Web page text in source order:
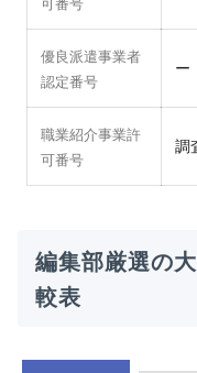
優良派遣事業者
認定番号
ー
職業紹介事業許
可番号
調
編集部厳選の
較表